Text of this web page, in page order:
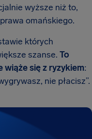
wyższe niż to,
omańskiego.
których
szanse. To
wiąże się z ryzykiem:
nie płacisz”.